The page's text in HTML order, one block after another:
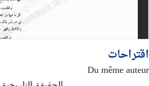
اقتراحات
Du même auteur